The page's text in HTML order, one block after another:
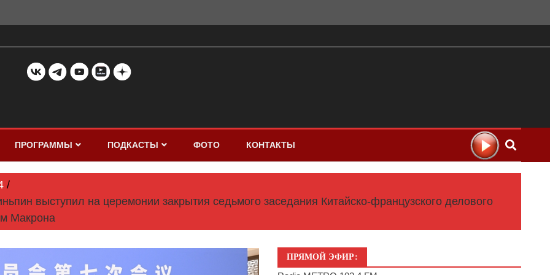
ПРОГРАММЫ ПОДКАСТЫ ФОТО КОНТАКТЫ
выступил на церемонии закрытия седьмого заседания Китайско-французского делового
Макрона
ПРЯМОЙ ЭФИР: